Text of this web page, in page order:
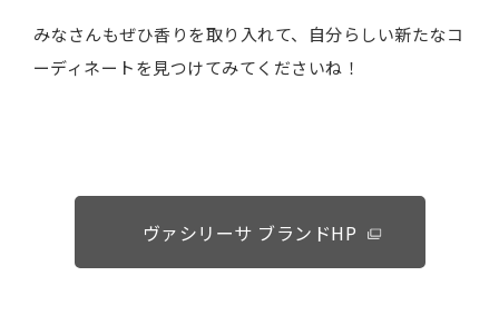
みなさんもぜひ香りを取り入れて、自分らしい新たなコ
ーディネートを見つけてみてくださいね！
ヴァシリーサ ブランドHP